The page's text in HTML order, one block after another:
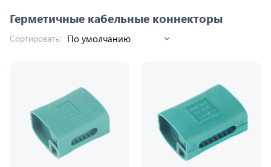
Герметичные кабельные коннекторы
Сортировать: